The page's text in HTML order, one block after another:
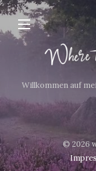
Willkommen auf
© 2026